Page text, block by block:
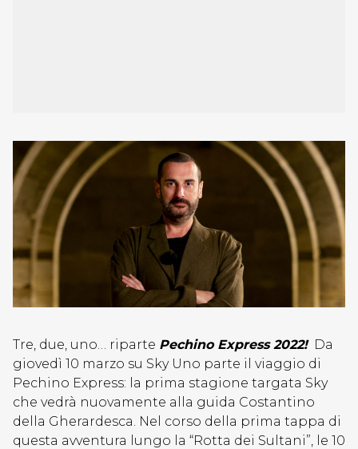
Tre, due, uno… riparte Pechino Express 2022!Da
giovedì 10 marzo su Sky Uno parte il viaggio di
Pechino Express: la prima stagione targata Sky
che vedrà nuovamente alla guida Costantino
della Gherardesca. Nel corso della prima tappa di
questa avventura lungo la “Rotta dei Sultani”, le 10